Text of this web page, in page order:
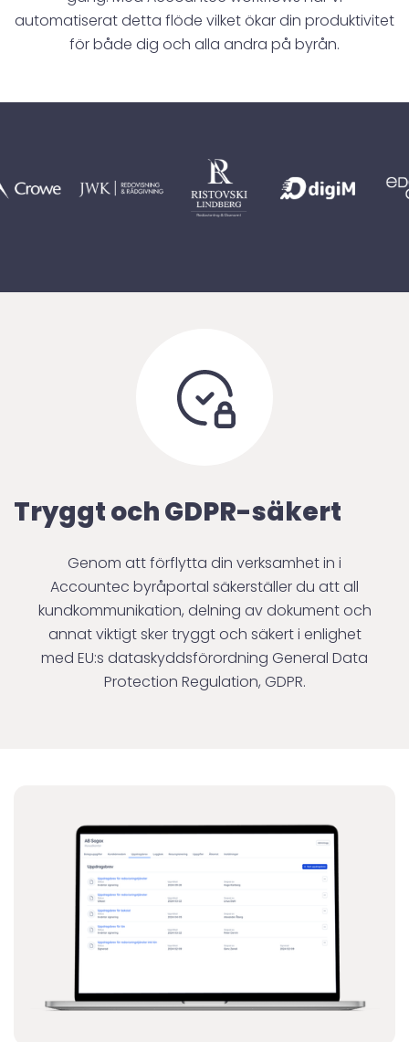
automatiserat detta flöde vilket ökar din produktivitet
för både dig och alla andra på byrån.
Tryggt och GDPR-säkert
Genom att förflytta din verksamhet in i
Accountec byråportal säkerställer du att all
kundkommunikation, delning av dokument och
annat viktigt sker tryggt och säkert i enlighet
med EU:s dataskyddsförordning General Data
Protection Regulation, GDPR.